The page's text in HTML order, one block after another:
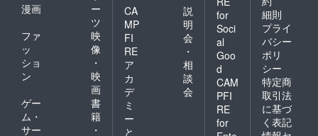
漫画
ー
ツ
ファ
ッ
ショ
ン
映
像
・
映
画
ゲー
ム・
サー
書
籍
・
CA
MP
FI
RE
ア
カ
デ
ミ
ー
と
説
明
会
・
相
談
会
for
Soci
al
Goo
d
CAM
PFI
RE
for
細則
プライ
バシー
ポリ
シー
特定商
取引法
に基づ
く表記